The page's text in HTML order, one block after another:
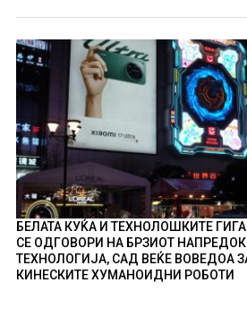
БЕЛАТА КУЌА И ТЕХНОЛОШКИТЕ
СЕ ОДГОВОРИ НА БРЗИОТ НАПРЕДОК
ТЕХНОЛОГИЈА, САД ВЕЌЕ ВОВЕДОА
КИНЕСКИТЕ ХУМАНОИДНИ РОБОТИ